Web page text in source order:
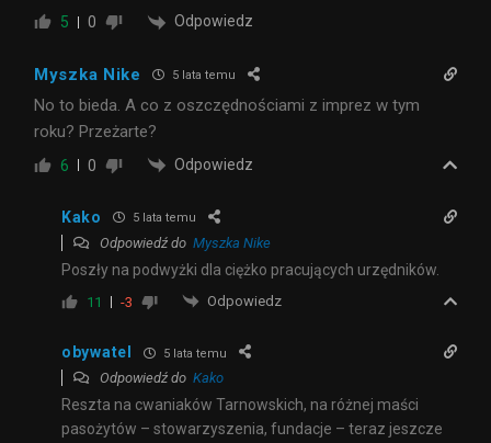
5 0 Odpowiedz
Myszka Nike 5 lata temu
No to bieda. A co z oszczędnościami z imprez w tym
roku? Przeżarte?
6 0 Odpowiedz
Kako 5 lata temu
Odpowiedź do Myszka Nike
Poszły na podwyżki dla ciężko pracujących urzędników.
11 -3 Odpowiedz
obywatel 5 lata temu
Odpowiedź do Kako
Reszta na cwaniaków Tarnowskich, na różnej maści
pasożytów – stowarzyszenia, fundacje – teraz jeszcze